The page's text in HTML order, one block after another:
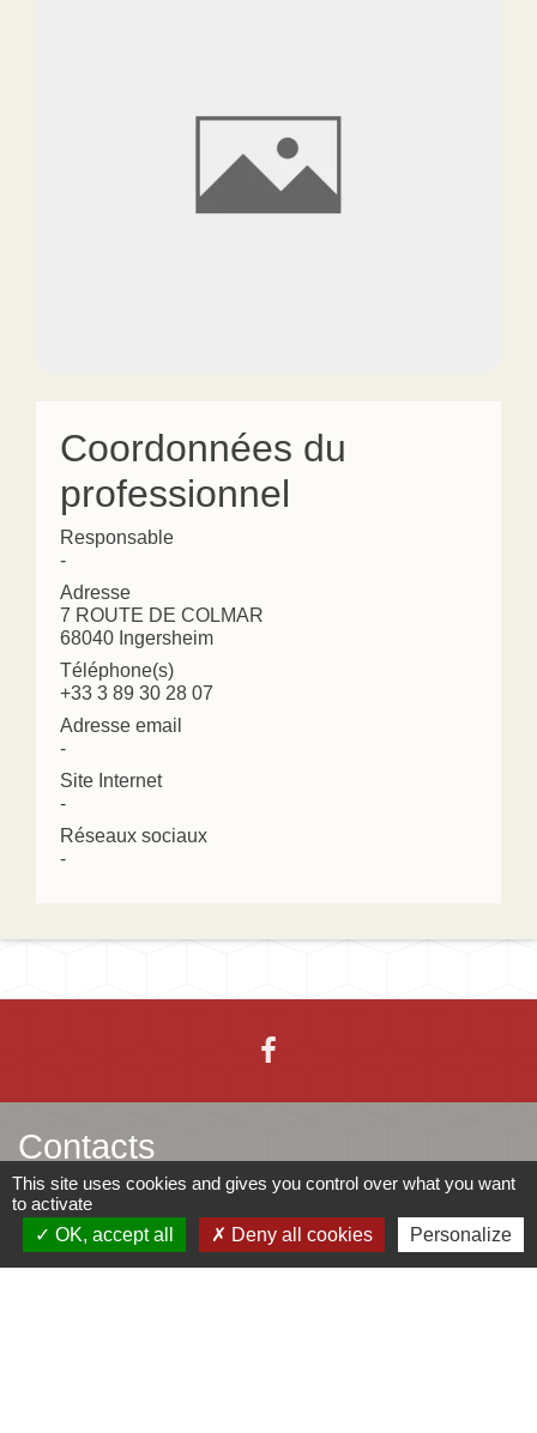
Coordonnées du
professionnel
Responsable
-
Adresse
7 ROUTE DE COLMAR
68040 Ingersheim
Téléphone(s)
+33 3 89 30 28 07
Adresse email
-
Site Internet
-
Réseaux sociaux
-
Contacts
Mairie d'Ingersheim
42 rue de la République
68040 Ingersheim - FRANCE
This site uses cookies and gives you control over what you want
to activate
OK, accept all
Deny all cookies Personalize